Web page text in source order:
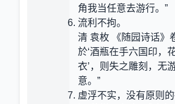
角我当任意去游行。”
流利不拘。
清 袁枚 《随园诗话》
於‘酒瓶在手六国印，
衣’，则失之雕刻，无
意。”
虚浮不实，没有原则的